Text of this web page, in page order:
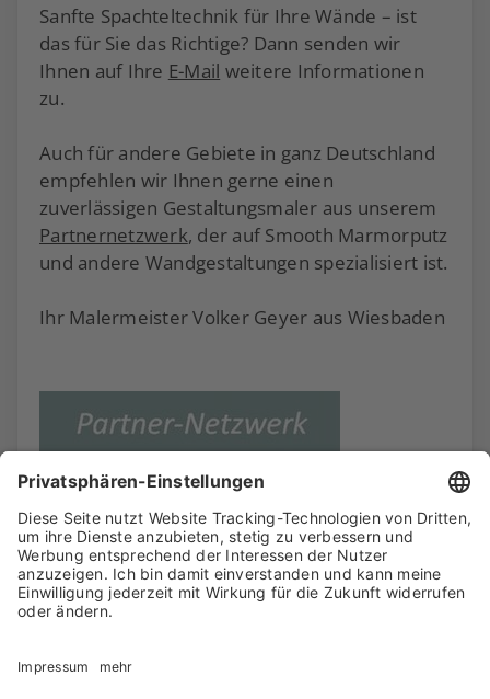
Sanfte Spachteltechnik für Ihre Wände – ist
das für Sie das Richtige? Dann senden wir
Ihnen auf Ihre E-Mail weitere Informationen
zu.
Auch für andere Gebiete in ganz Deutschland
empfehlen wir Ihnen gerne einen
zuverlässigen Gestaltungsmaler aus unserem
Partnernetzwerk, der auf Smooth Marmorputz
und andere Wandgestaltungen spezialisiert ist.
Ihr Malermeister Volker Geyer aus Wiesbaden
Markenpartner